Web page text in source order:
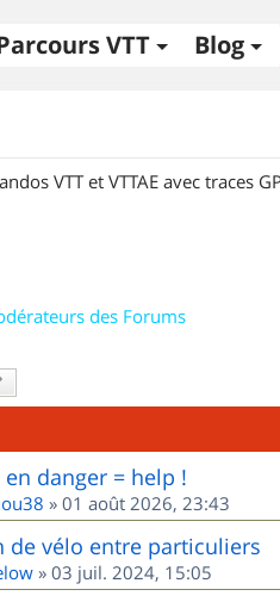
VTT Blog
VTT et VTTAE avec traces
des Forums
en danger = help !
» 01 août 2026, 23:43
de vélo entre particuliers
» 03 juil. 2024, 15:05